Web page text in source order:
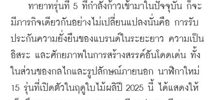
ทายาทรุ่นที่ 5 ที่กำลังก้าวเข้ามาในปัจจุบัน ก็จะ
มีภารกิจเดียวกันอย่างไม่เปลี่ยนแปลงนั่นคือ การรับ
ประกันความยั่งยืนของแบรนด์ในระยะยาว ความเป็น
อิสระ และศักยภาพในการสร้างสรรค์อันโดดเด่น ทั้ง
ในส่วนของกลไกและรูปลักษณ์ภายนอก นาฬิกาใหม่
15 รุ่นที่เปิดตัวในฤดูใบไม้ผลิปี 2025 นี้ ได้แสดงให้